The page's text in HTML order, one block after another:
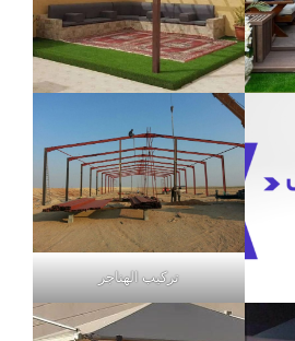
تركيب الهناجر